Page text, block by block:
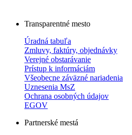
Transparentné mesto
Úradná tabuľa
Zmluvy, faktúry, objednávky
Verejné obstarávanie
Prístup k informáciám
Všeobecne záväzné nariadenia
Uznesenia MsZ
Ochrana osobných údajov
EGOV
Partnerské mestá